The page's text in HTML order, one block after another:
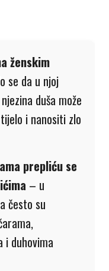
ženskim
se da u njoj
duša može
i nanositi zlo
prepliću se
– u
često su
i duhovima